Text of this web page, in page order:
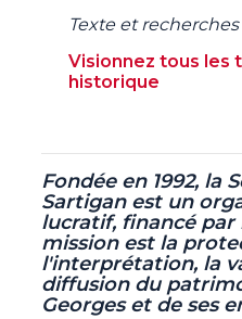
Texte et
Visionnez tous les
historique
Fondée en 1992, la
Sartigan est un
lucratif, financé par
mission est la
l'interprétation, la
diffusion du
Georges et de ses